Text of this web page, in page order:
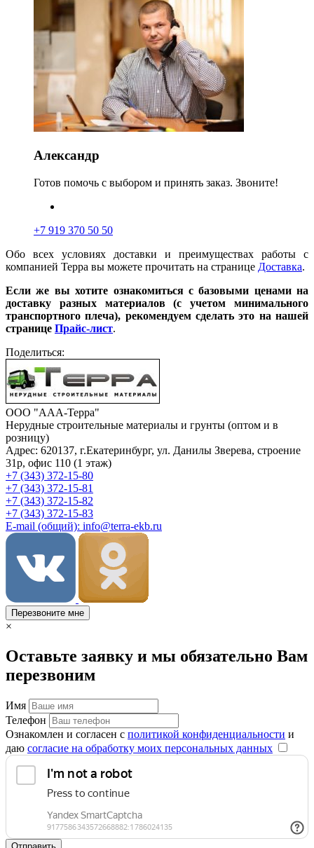
Александр
Готов помочь с выбором и принять заказ. Звоните!
+7 919 370 50 50
Обо всех условиях доставки и преимуществах работы с
компанией Терра вы можете прочитать на странице Доставка.
Если же вы хотите ознакомиться с базовыми ценами на
доставку разных материалов (с учетом минимального
транспортного плеча), рекомендуем сделать это на нашей
странице Прайс-лист.
Поделиться:
ООО "ААА-Терра"
Нерудные строительные материалы и грунты (оптом и в
розницу)
Адрес: 620137, г.Екатеринбург, ул. Данилы Зверева, строение
31р, офис 110 (1 этаж)
+7 (343) 372-15-80
+7 (343) 372-15-81
+7 (343) 372-15-82
+7 (343) 372-15-83
E-mail (общий): info@terra-ekb.ru
Перезвоните мне
×
Оставьте заявку и мы обязательно Вам
перезвоним
Имя
Телефон
Ознакомлен и согласен с политикой конфиденциальности и
даю согласие на обработку моих персональных данных
Отправить